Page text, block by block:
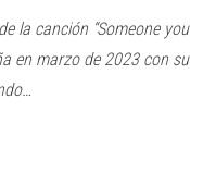
la canción “Someone you
en marzo de 2023 con su